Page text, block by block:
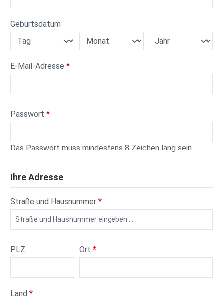
Geburtsdatum
E-Mail-Adresse *
Passwort *
Das Passwort muss mindestens 8 Zeichen lang sein.
Ihre Adresse
Straße und Hausnummer *
PLZ Ort *
Land *